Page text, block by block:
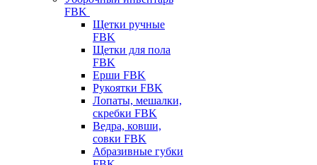
FBK
Щетки ручные
FBK
Щетки для пола
FBK
Ерши FBK
Рукоятки FBK
Лопаты, мешалки,
скребки FBK
Ведра, ковши,
совки FBK
Абразивные губки